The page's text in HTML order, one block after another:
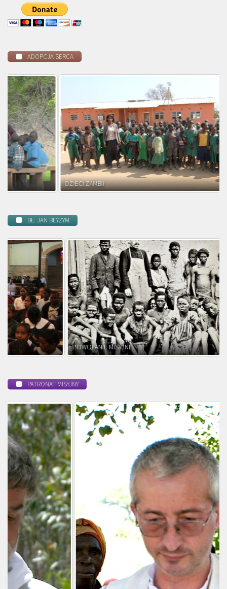
ADOPCJA SERCA
DZIECI ZAMBII
BŁ. JAN BEYZYM
POWOŁANIE MISYJNE
PATRONAT MISYJNY